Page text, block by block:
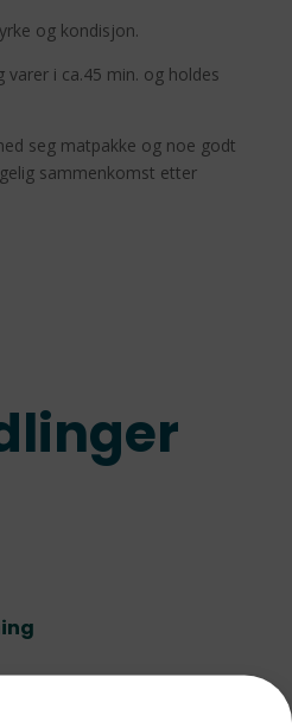
og kondisjon.
varer i ca.45 min. og holdes
seg matpakke og noe godt
sammenkomst etter